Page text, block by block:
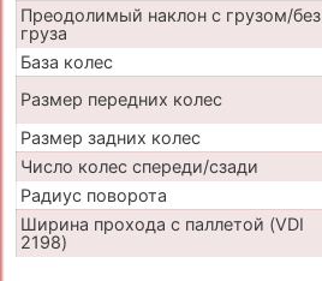
Преодолимый наклон с грузом/без
груза
База колес
Размер передних колес
Размер задних колес
Число колес спереди/сзади
Радиус поворота
Ширина прохода с паллетой (VDI
2198)